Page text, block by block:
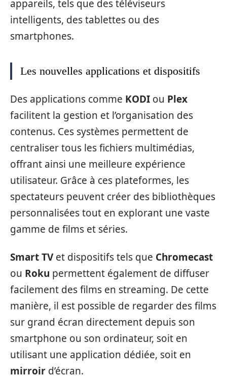
appareils, tels que des téléviseurs
intelligents, des tablettes ou des
smartphones.
Les nouvelles applications et dispositifs
Des applications comme KODI ou Plex
facilitent la gestion et l’organisation des
contenus. Ces systèmes permettent de
centraliser tous les fichiers multimédias,
offrant ainsi une meilleure expérience
utilisateur. Grâce à ces plateformes, les
spectateurs peuvent créer des bibliothèques
personnalisées tout en explorant une vaste
gamme de films et séries.
Smart TVet dispositifs tels que Chromecast
ou Roku permettent également de diffuser
facilement des films en streaming. De cette
manière, il est possible de regarder des films
sur grand écran directement depuis son
smartphone ou son ordinateur, soit en
utilisant une application dédiée, soit en
mirroir d’écran.